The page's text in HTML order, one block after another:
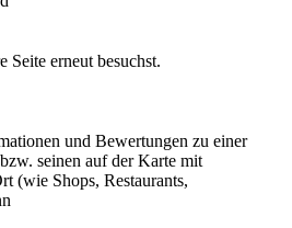
Seite erneut besuchst.
und Bewertungen zu einer
seinen auf der Karte mit
(wie Shops, Restaurants,